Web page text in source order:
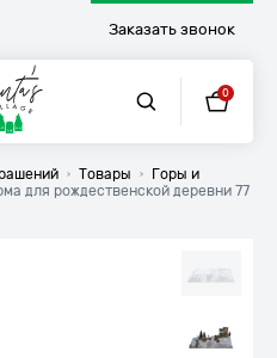
Заказать звонок
0
> Товары >
Горы и
для рождественской деревни 77